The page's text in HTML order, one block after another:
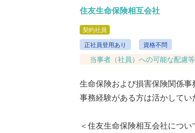
住友生命保険相互会社
契約社員
正社員登用あり
資格不問
当事者（社員）への可能な配慮
生命保険および損害保険関係事
事務経験がある方は活かしてい
＜住友生命保険相互会社につい